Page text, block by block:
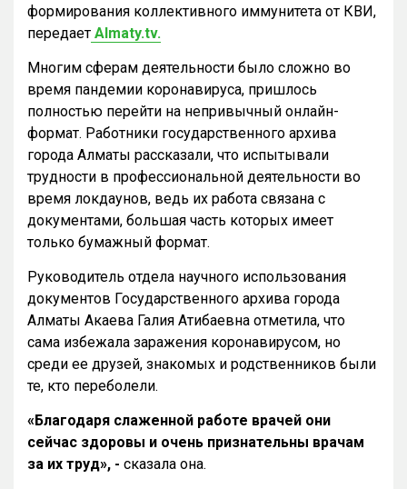
формирования коллективного иммунитета от КВИ,
передает Almaty.tv.
Многим сферам деятельности было сложно во
время пандемии коронавируса, пришлось
полностью перейти на непривычный онлайн-
формат. Работники государственного архива
города Алматы рассказали, что испытывали
трудности в профессиональной деятельности во
время локдаунов, ведь их работа связана с
документами, большая часть которых имеет
только бумажный формат.
Руководитель отдела научного использования
документов Государственного архива города
Алматы Акаева Галия Атибаевна отметила, что
сама избежала заражения коронавирусом, но
среди ее друзей, знакомых и родственников были
те, кто переболели.
«Благодаря слаженной работе врачей они
сейчас здоровы и очень признательны врачам
за их труд», - сказала она.